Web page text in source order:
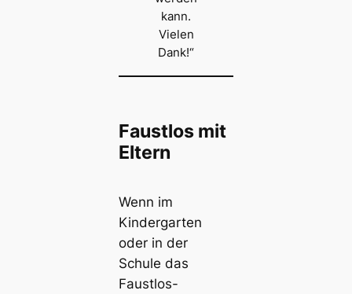
kann.
Vielen
Dank!“
Faustlos mit
Eltern
Wenn im
Kindergarten
oder in der
Schule das
Faustlos-